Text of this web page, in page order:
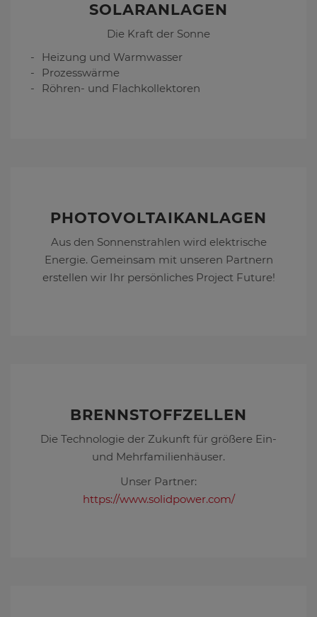
SOLARANLAGEN
Die Kraft der Sonne
Heizung und Warmwasser
Prozesswärme
Röhren- und Flachkollektoren
PHOTOVOLTAIKANLAGEN
Aus den Sonnenstrahlen wird elektrische
Energie. Gemeinsam mit unseren Partnern
erstellen wir Ihr persönliches Project Future!
BRENNSTOFFZELLEN
Die Technologie der Zukunft für größere Ein-
und Mehrfamilienhäuser.
Unser Partner:
https://www.solidpower.com/